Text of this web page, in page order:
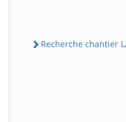
Recherche chantier